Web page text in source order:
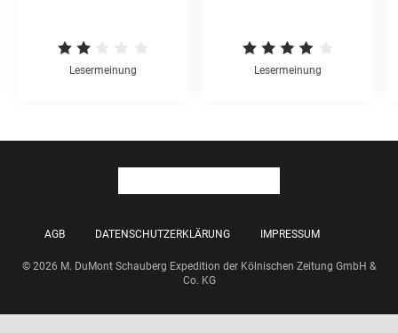
Lesermeinung Lesermeinung
AGB DATENSCHUTZERKLÄRUNG IMPRESSUM
© 2026 M. DuMont Schauberg Expedition der Kölnischen Zeitung GmbH &
Co. KG